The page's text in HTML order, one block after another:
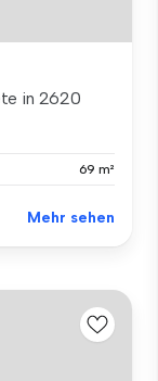
in 2620
69 m²
Mehr sehen